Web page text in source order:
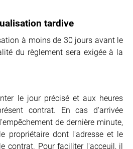
tardive
à moins de 30 jours avant le
du règlement sera exigée à la
le jour précisé et aux heures
contrat. En cas d'arrivée
de dernière minute,
propriétaire dont l'adresse et le
contrat. Pour faciliter l'acceuil, il